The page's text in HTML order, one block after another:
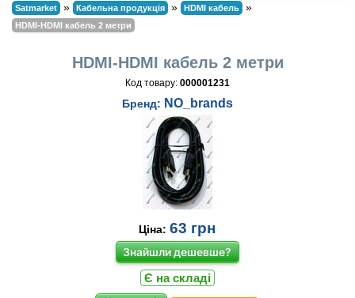
Satmarket » Кабельна продукція » HDMI кабель »
HDMI-HDMI кабель 2 метри
HDMI-HDMI кабель 2 метри
Код товару: 000001231
Бренд: NO_brands
Ціна: 63 грн
Знайшли дешевше?
Є на складі